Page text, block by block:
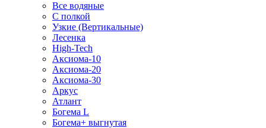
Все водяные
С полкой
Узкие (Вертикальные)
Лесенка
High-Tech
Аксиома-10
Аксиома-20
Аксиома-30
Аркус
Атлант
Богема L
Богема+ выгнутая